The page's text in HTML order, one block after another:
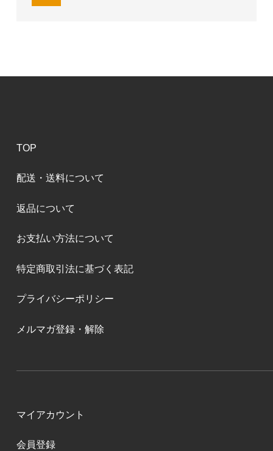
TOP
配送・送料について
返品について
お支払い方法について
特定商取引法に基づく表記
プライバシーポリシー
メルマガ登録・解除
マイアカウント
会員登録